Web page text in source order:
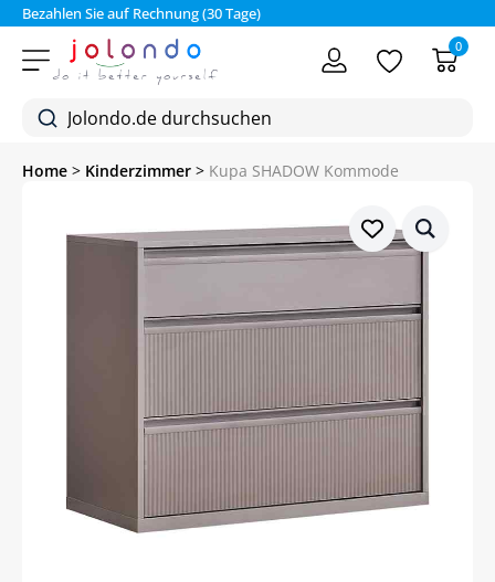
Bezahlen Sie auf Rechnung (30 Tage)
0
Home > Kinderzimmer > Kupa SHADOW Kommode